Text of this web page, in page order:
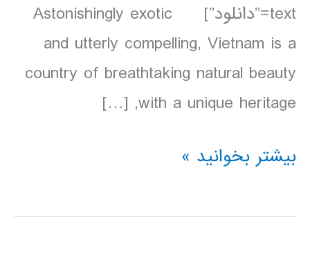
text=”دانلود”] Astonishingly exotic
and utterly compelling, Vietnam is a
country of breathtaking natural beauty
with a unique heritage, […]
دانلود
Lonely
بیشتر بخوانید »